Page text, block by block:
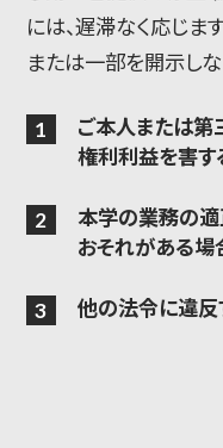
には、遅滞なく応じま
または一部を開示し
ご本人または第
権利利益を害
本学の業務の
おそれがある場
他の法令に違